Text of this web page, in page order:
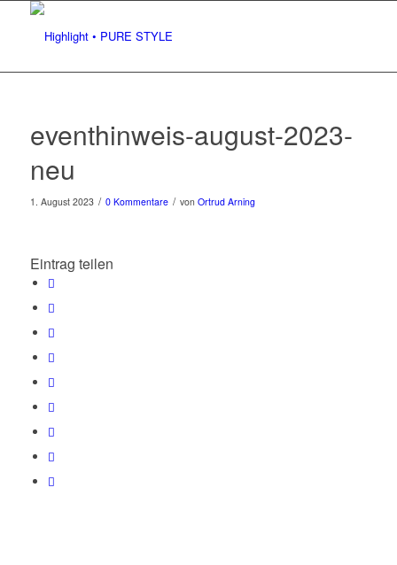
eventhinweis-august-2023-
neu
1. August 2023 / 0 Kommentare / von Ortrud Arning
Eintrag teilen